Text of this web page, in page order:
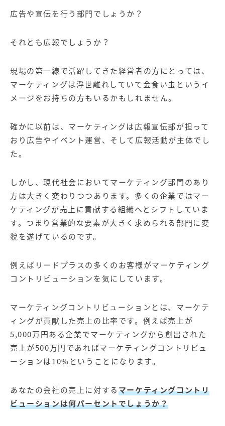
広告や宣伝を行う部門でしょうか？
それとも広報でしょうか？
現場の第一線で活躍してきた経営者の方にとっては、
マーケティングは浮世離れしていて金食い虫というイ
メージをお持ちの方もいるかもしれません。
確かに以前は、マーケティングは広報宣伝部が担って
おり広告やイベント運営、そして広報活動が主体でし
た。
しかし、現代社会においてマーケティング部門のあり
方は大きく変わりつつあります。多くの企業ではマー
ケティングが売上に貢献する組織へとシフトしていま
す。つまり営業的な要素が大きく求められる部門に変
貌を遂げているのです。
例えばリードプラスの多くのお客様がマーケティング
コントリビューションを気にしています。
マーケティングコントリビューションとは、マーケテ
ィングが貢献した売上の比率です。例えば売上が
5,000万円ある企業でマーケティングから創出された
売上が500万円であればマーケティングコントリビュ
ーションは10%ということになります。
あなたの会社の売上に対するマーケティングコントリ
ビューションは何パーセントでしょうか？